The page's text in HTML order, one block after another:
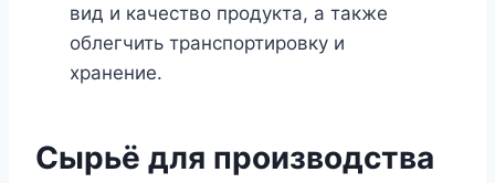
вид и качество продукта, а также
облегчить транспортировку и
хранение.
Сырьё для производства